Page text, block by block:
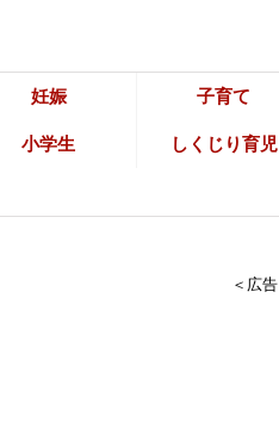
妊娠 子育て
小学生 しくじり育児
＜広